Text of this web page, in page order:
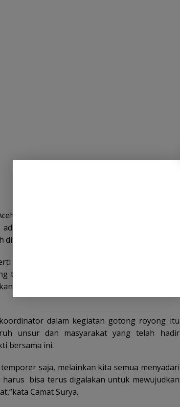
Selatan, jajaran Pemerintah Kecamatan
serta masyarakat saling bahu-membahu
skop, parang, cangkul, kantong plastik dan
turun ke sungai memungut sampah organik
dan anggkut ke mobil bak sampah untuk di
dalam kegiatan gotong royong itu
unsur dan masyarakat yang telah hadir
bersama ini.
saja, melainkan kita semua menyadari
bisa terus digalakan untuk mewujudkan
Camat Surya.